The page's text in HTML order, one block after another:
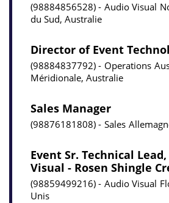
98884856528 Audio Visual
du Sud, Australie
Director of Event
98884837792 Operations
Méridionale, Australie
Sales Manager
98876181808 Sales
Event Sr. Technical
Visual - Rosen Shingle
98859499216 Audio Visual
Unis